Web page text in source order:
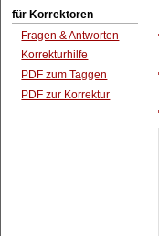
für Korrektoren
Fragen & Antworten
Korrekturhilfe
PDF zum Taggen
PDF zur Korrektur